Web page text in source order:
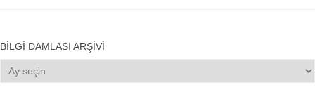
BILGI DAMLASI ARŞIVI
Bilgi
Damlası